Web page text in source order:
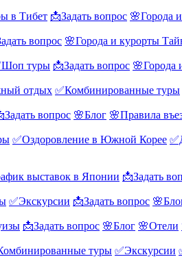
в Тибет 📩Задать вопрос 🌸Города
вопрос 🌸Города и курорты
туры 📩Задать вопрос 🌸Города
отдых ✅Комбинированные туры
вопрос 🌸Блог 🌸Правила
✅Оздоровление в Южной Корее
выставок в Японии 📩Задать
✅Экскурсии 📩Задать вопрос
📩Задать вопрос 🌸Блог 🌸Отели
туры ✅Экскурсии